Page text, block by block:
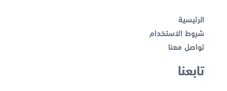
الرئيسية
شروط الاستخدام
تواصل معنا
تابعنا